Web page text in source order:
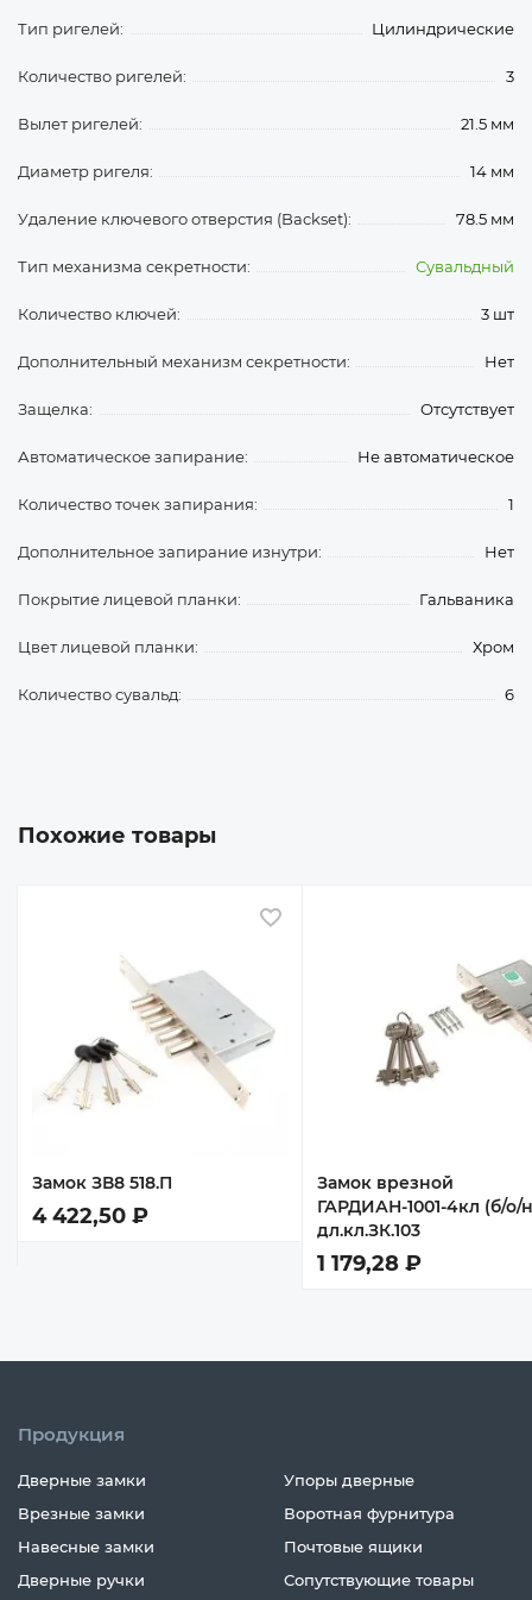
Тип ригелей: Цилиндрические
Количество ригелей: 3
Вылет ригелей: 21.5 мм
Диаметр ригеля: 14 мм
Удаление ключевого отверстия (Backset): 78.5 мм
Тип механизма секретности: Сувальдный
Количество ключей: 3 шт
Дополнительный механизм секретности: Нет
Защелка: Отсутствует
Автоматическое запирание: Не автоматическое
Количество точек запирания: 1
Дополнительное запирание изнутри: Нет
Покрытие лицевой планки: Гальваника
Цвет лицевой планки: Хром
Количество сувальд: 6
Похожие товары
Замок ЗВ8 518.П
4 422,50 ₽
В избранное
Замок врезной
ГАРДИАН-1001-4кл (б/о/
дл.кл.ЗК.103
1 179,28 ₽
Продукция
Дверные замки
Врезные замки
Навесные замки
Дверные ручки
Упоры дверные
Воротная фурнитура
Почтовые ящики
Сопутствующие товары